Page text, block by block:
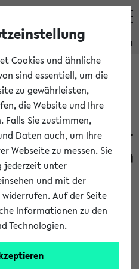
Studieninformation
Schritt zusammenstellen:
Lehramtsoption
Cookies und ähnliche
sind essentiell, um die
zu gewährleisten,
die Website und Ihre
Falls Sie zustimmen,
Daten auch, um Ihre
Webseite zu messen. Sie
jederzeit unter
und mit der
Auf der Seite
Informationen zu den
Technologien.